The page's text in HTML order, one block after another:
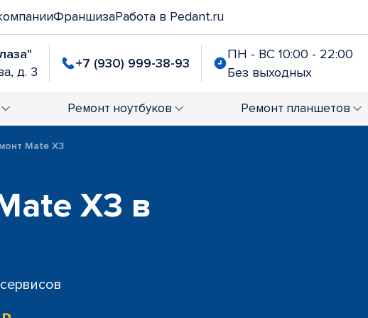
ФраншизаРабота в Pedant.ru
д. 3
+7 (930) 999-38-93
ПН - ВС 10:00 - 22:00
Без выходных
Ремонт ноутбуков Ремонт планшетов
Mate X3
X3 в